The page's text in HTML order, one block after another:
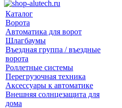
Каталог
Ворота
Автоматика для ворот
Шлагбаумы
Въездная группа / въездные
ворота
Роллетные системы
Перегрузочная техника
Аксессуары к автоматике
Внешняя солнцезащита для
дома